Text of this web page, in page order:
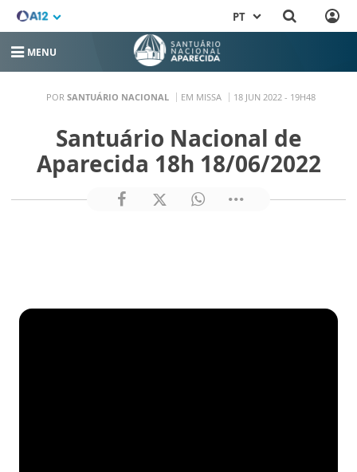
PT
MENU
POR SANTUÁRIO NACIONAL EM MISSA 18 JUN 2022 - 19H48
Santuário Nacional de
Aparecida 18h 18/06/2022